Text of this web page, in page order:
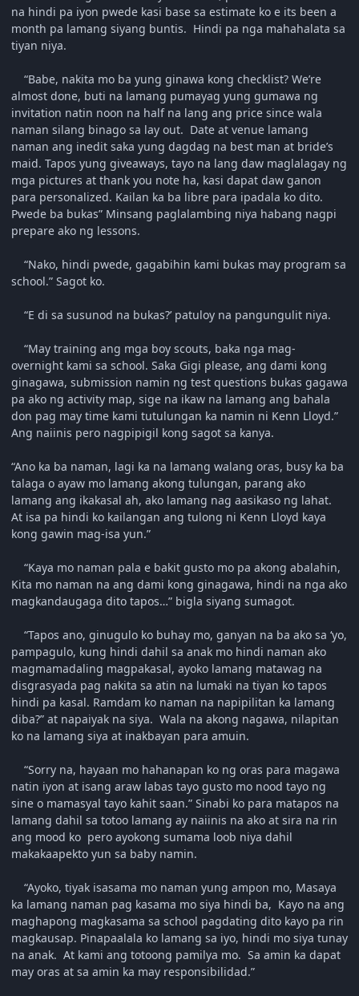
na hindi pa iyon pwede kasi base sa estimate ko e its been a
month pa lamang siyang buntis. Hindi pa nga mahahalata sa
tiyan niya.
“Babe, nakita mo ba yung ginawa kong checklist? We’re
almost done, buti na lamang pumayag yung gumawa ng
invitation natin noon na half na lang ang price since wala
naman silang binago sa lay out. Date at venue lamang
naman ang inedit saka yung dagdag na best man at bride’s
maid. Tapos yung giveaways, tayo na lang daw maglalagay ng
mga pictures at thank you note ha, kasi dapat daw ganon
para personalized. Kailan ka ba libre para ipadala ko dito.
Pwede ba bukas” Minsang paglalambing niya habang nagpi
prepare ako ng lessons.
“Nako, hindi pwede, gagabihin kami bukas may program sa
school.” Sagot ko.
“E di sa susunod na bukas?’ patuloy na pangungulit niya.
“May training ang mga boy scouts, baka nga mag-
overnight kami sa school. Saka Gigi please, ang dami kong
ginagawa, submission namin ng test questions bukas gagawa
pa ako ng activity map, sige na ikaw na lamang ang bahala
don pag may time kami tutulungan ka namin ni Kenn Lloyd.”
Ang naiinis pero nagpipigil kong sagot sa kanya.
“Ano ka ba naman, lagi ka na lamang walang oras, busy ka ba
talaga o ayaw mo lamang akong tulungan, parang ako
lamang ang ikakasal ah, ako lamang nag aasikaso ng lahat.
At isa pa hindi ko kailangan ang tulong ni Kenn Lloyd kaya
kong gawin mag-isa yun.”
“Kaya mo naman pala e bakit gusto mo pa akong abalahin,
Kita mo naman na ang dami kong ginagawa, hindi na nga ako
magkandaugaga dito tapos…” bigla siyang sumagot.
“Tapos ano, ginugulo ko buhay mo, ganyan na ba ako sa ‘yo,
pampagulo, kung hindi dahil sa anak mo hindi naman ako
magmamadaling magpakasal, ayoko lamang matawag na
disgrasyada pag nakita sa atin na lumaki na tiyan ko tapos
hindi pa kasal. Ramdam ko naman na napipilitan ka lamang
diba?” at napaiyak na siya. Wala na akong nagawa, nilapitan
ko na lamang siya at inakbayan para amuin.
“Sorry na, hayaan mo hahanapan ko ng oras para magawa
natin iyon at isang araw labas tayo gusto mo nood tayo ng
sine o mamasyal tayo kahit saan.” Sinabi ko para matapos na
lamang dahil sa totoo lamang ay naiinis na ako at sira na rin
ang mood ko pero ayokong sumama loob niya dahil
makakaapekto yun sa baby namin.
“Ayoko, tiyak isasama mo naman yung ampon mo, Masaya
ka lamang naman pag kasama mo siya hindi ba, Kayo na ang
maghapong magkasama sa school pagdating dito kayo pa rin
magkausap. Pinapaalala ko lamang sa iyo, hindi mo siya tunay
na anak. At kami ang totoong pamilya mo. Sa amin ka dapat
may oras at sa amin ka may responsibilidad.”